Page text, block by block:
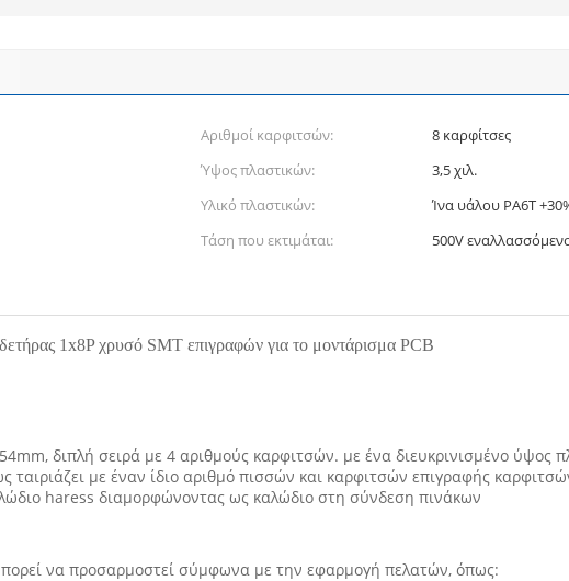
Αριθμοί καρφιτσών:
8 καρφίτσες
Ύψος πλαστικών:
3,5 χιλ.
Υλικό πλαστικών:
Ίνα υάλου PA6T
Τάση που εκτιμάται:
500V
1x8P χρυσό SMT επιγραφών για το μοντάρισμα PCB
διπλή σειρά με 4 αριθμούς καρφιτσών. με ένα διευκρινισμένο ύψος
ταιριάζει με έναν ίδιο αριθμό πισσών και καρφιτσών επιγραφής
haress διαμορφώνοντας ως καλώδιο στη σύνδεση πινάκων
να προσαρμοστεί σύμφωνα με την εφαρμογή πελατών, όπως: